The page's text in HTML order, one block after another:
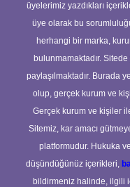
üyelerimiz yazdıkları
üye olarak bu
herhangi bir marka,
bulunmamaktadır. Sitede
paylaşılmaktadır. Burada
olup, gerçek kurum ve
Gerçek kurum ve kişiler
Sitemiz, kar amacı
platformudur. Hukuka
düşündüğünüz içerikleri,
bildirmeniz halinde, ilgili